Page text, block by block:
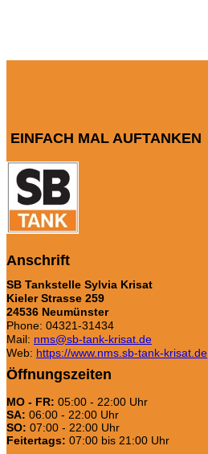
EINFACH MAL AUFTANKEN
Anschrift
SB Tankstelle Sylvia Krisat
Kieler Strasse 259
24536 Neumünster
Phone: 04321-31434
Mail: nms@sb-tank-krisat.de
Web: https://www.nms.sb-tank-krisat.de
Öffnungszeiten
MO - FR: 05:00 - 22:00 Uhr
SA: 06:00 - 22:00 Uhr
SO: 07:00 - 22:00 Uhr
Feitertags: 07:00 bis 21:00 Uhr